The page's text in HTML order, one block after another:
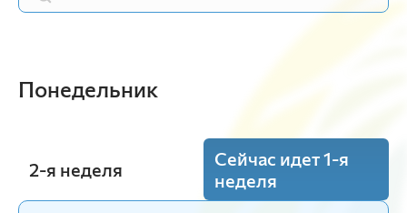
Понедельник
2-я неделя
Сейчас идет 1-я
неделя